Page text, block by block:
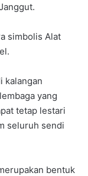
simbolis Alat
kalangan
yang
tetap lestari
seluruh sendi
bentuk